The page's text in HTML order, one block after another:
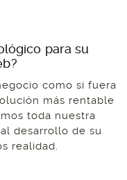
para su
como si fuera
más rentable
toda nuestra
desarrollo de su
realidad.